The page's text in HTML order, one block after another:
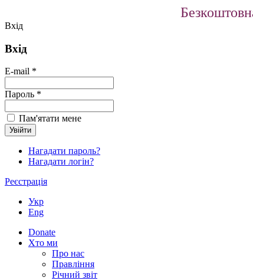
Вхід
Вхід
E-mail *
Пароль *
Пам'ятати мене
Нагадати пароль?
Нагадати логін?
Реєстрація
Укр
Eng
Donate
Хто ми
Про нас
Правління
Річний звіт